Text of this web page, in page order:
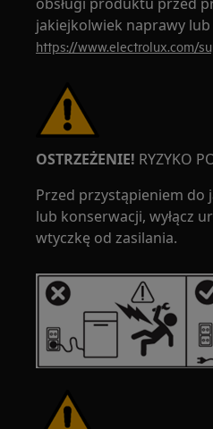
jakiejkolwiek naprawy
https://www.electrolux.com/
OSTRZEŻENIE! RYZYKO
Przed przystąpieniem do
lub konserwacji, wyłącz
wtyczkę od zasilania.